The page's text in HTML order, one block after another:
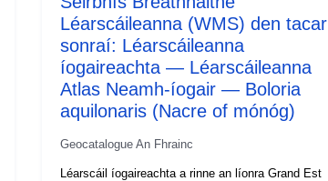
Léarscáileanna (WMS) den tacar
sonraí: Léarscáileanna
íogaireachta — Léarscáileanna
Atlas Neamh-íogair — Boloria
aquilonaris (Nacre of mónóg)
Geocatalogue An Fhrainc
Léarscáil íogaireachta a rinne an líonra Grand Est